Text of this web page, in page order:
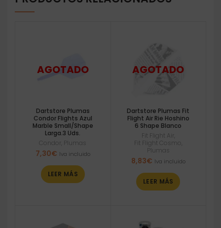
Dartstore Plumas
Condor Flights Azul
Marble Small/Shape
Larga.3 Uds.
Condor Plumas
7,30€ Iva incluido
LEER MÁS
Dartstore Plumas Fit
Flight Air Rie Hoshino
6 Shape Blanco
Fit Flight Air
Fit Flight Cosmo
Plumas
8,83€ Iva incluido
LEER MÁS